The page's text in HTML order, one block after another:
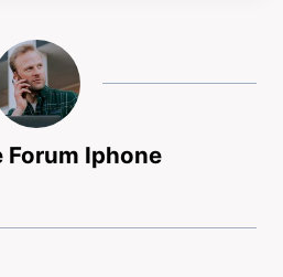
Forum Iphone